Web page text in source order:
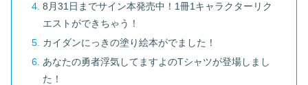
8月31日までサイン本発売中！1冊1キャラクターリク
エストができちゃう！
カイダンにっきの塗り絵本がでました！
あなたの勇者浮気してますよのTシャツが登場しまし
た！